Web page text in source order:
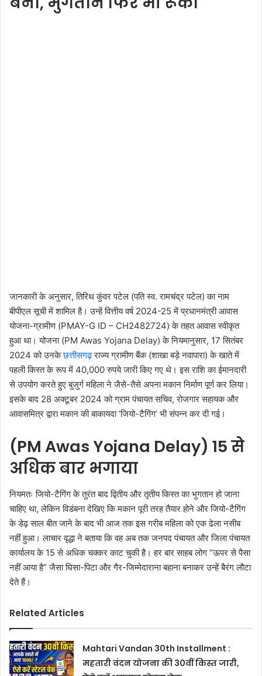
जानकारी के अनुसार, तिरिथ कुंवर पटेल (पति स्व. रामचंद्र पटेल) का नाम
बीपीएल सूची में शामिल है। उन्हें वित्तीय वर्ष 2024-25 में प्रधानमंत्री आवास
योजना-ग्रामीण (PMAY-G ID – CH2482724) के तहत आवास स्वीकृत
हुआ था। योजना (PM Awas Yojana Delay) के नियमानुसार, 17 सितंबर
2024 को उनकेछत्तीसगढ़राज्य ग्रामीण बैंक (शाखा बड़े नवापारा) के खाते में
पहली किस्त के रूप में 40,000 रुपये जारी किए गए थे। इस राशि का ईमानदारी
से उपयोग करते हुए बुजुर्ग महिला ने जैसे-तैसे अपना मकान निर्माण पूर्ण कर लिया।
इसके बाद 28 अक्टूबर 2024 को ग्राम पंचायत सचिव, रोजगार सहायक और
आवासमित्र द्वारा मकान की बाकायदा ‘जियो-टैगिंग’ भी संपन्न कर दी गई।
(PM Awas Yojana Delay) 15 से
अधिक बार भगाया
नियमतः जियो-टैगिंग के तुरंत बाद द्वितीय और तृतीय किस्त का भुगतान हो जाना
चाहिए था, लेकिन विडंबना देखिए कि मकान पूरी तरह तैयार होने और जियो-टैगिंग
के डेढ़ साल बीत जाने के बाद भी आज तक इस गरीब महिला को एक ढेला नसीब
नहीं हुआ। लाचार वृद्धा ने बताया कि वह अब तक जनपद पंचायत और जिला पंचायत
कार्यालय के 15 से अधिक चक्कर काट चुकी है। हर बार साहब लोग “ऊपर से पैसा
नहीं आया है” जैसा घिसा-पिटा और गैर-जिम्मेदाराना बहाना बनाकर उन्हें बैरंग लौटा
देते हैं।
Related Articles
Mahtari Vandan 30th Installment :
महतारी वंदन योजना की 30वीं किस्त जारी,